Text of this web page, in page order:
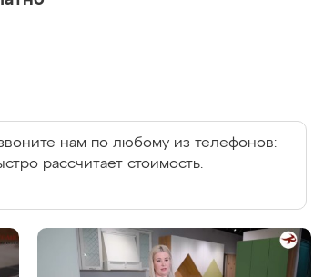
нам по любому из телефонов:
рассчитает стоимость.